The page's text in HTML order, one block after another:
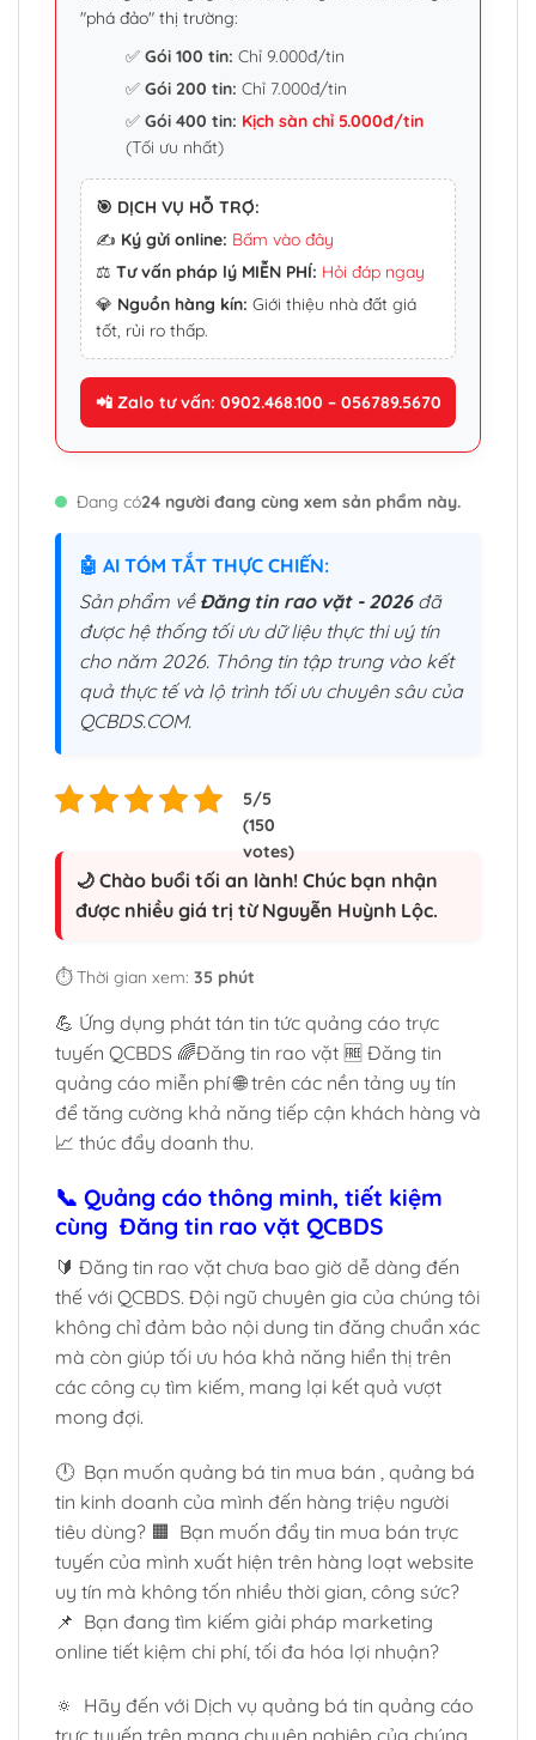
"phá đảo" thị trường:
✅Gói 100 tin: Chỉ 9.000đ/tin
✅Gói 200 tin: Chỉ 7.000đ/tin
✅Gói 400 tin: Kịch sàn chỉ 5.000đ/tin
(Tối ưu nhất)
🎯 DỊCH VỤ HỖ TRỢ:
✍️ Ký gửi online: Bấm vào đây
⚖️ Tư vấn pháp lý MIỄN PHÍ: Hỏi đáp ngay
💎 Nguồn hàng kín: Giới thiệu nhà đất giá
tốt, rủi ro thấp.
📲 Zalo tư vấn: 0902.468.100 – 056789.5670
Đang có24 người đang cùng xem sản phẩm này.
🤖 AI TÓM TẮT THỰC CHIẾN:
Sản phẩm về Đăng tin rao vặt - 2026đã
được hệ thống tối ưu dữ liệu thực thi uý tín
cho năm 2026. Thông tin tập trung vào kết
quả thực tế và lộ trình tối ưu chuyên sâu của
QCBDS.COM.
🌙 Chào buổi tối an lành! Chúc bạn nhận
được nhiều giá trị từ Nguyễn Huỳnh Lộc.
⏱️ Thời gian xem: 35 phút
💪 Ứng dụng phát tán tin tức quảng cáo trực
tuyến QCBDS 🌈Đăng tin rao vặt 🆓 Đăng tin
quảng cáo miễn phí 🌐 trên các nền tảng uy tín
để tăng cường khả năng tiếp cận khách hàng và
📈 thúc đẩy doanh thu.
📞 Quảng cáo thông minh, tiết kiệm
cùng Đăng tin rao vặt QCBDS
🔰 Đăng tin rao vặt chưa bao giờ dễ dàng đến
thế với QCBDS. Đội ngũ chuyên gia của chúng tôi
không chỉ đảm bảo nội dung tin đăng chuẩn xác
mà còn giúp tối ưu hóa khả năng hiển thị trên
các công cụ tìm kiếm, mang lại kết quả vượt
mong đợi.
🕛 Bạn muốn quảng bá tin mua bán , quảng bá
tin kinh doanh của mình đến hàng triệu người
tiêu dùng? 🟧 Bạn muốn đẩy tin mua bán trực
tuyến của mình xuất hiện trên hàng loạt website
uy tín mà không tốn nhiều thời gian, công sức?
📌 Bạn đang tìm kiếm giải pháp marketing
online tiết kiệm chi phí, tối đa hóa lợi nhuận?
🔅 Hãy đến với Dịch vụ quảng bá tin quảng cáo